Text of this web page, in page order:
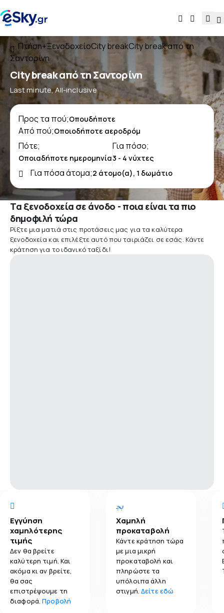
Πτήση+ΞενοδοχείοCity breakCity break από τη
Σαντορίνη
City break από τη Σαντορίνη
Last minute, All-inclusive
Προς τα πού;
Από πού;
Πότε;
Για πόσο;
Για πόσα άτομα;
Τα ξενοδοχεία σε άνοδο - ποια είναι τα πιο
δημοφιλή τώρα
Ρίξτε μια ματιά στις προτάσεις μας για τα καλύτερα
ξενοδοχεία και επιλέξτε αυτό που ταιριάζει σε εσάς. Κάντε
κράτηση για το ιδανικό ταξίδι!
Εγγύηση
χαμηλότερης
τιμής
Δεν θα βρείτε
καλύτερη τιμή. Και
ακόμα κι αν βρείτε,
θα σας
επιστρέψουμε τη
διαφορά.Προβολή
Χαμηλή
προκαταβολή
Κάντε κράτηση τώρα
με μια μικρή
προκαταβολή και
πληρώστε τα
υπόλοιπα άλλη
στιγμή.Δείτε εδώ